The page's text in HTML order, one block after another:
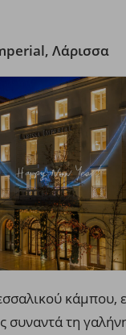
Λάρισσα
κάμπου,
συναντά τη